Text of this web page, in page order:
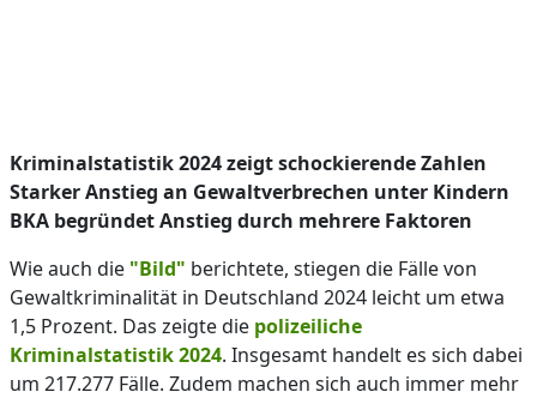
Kriminalstatistik 2024 zeigt schockierende Zahlen
Starker Anstieg an Gewaltverbrechen unter Kindern
BKA begründet Anstieg durch mehrere Faktoren
Wie auch die "Bild" berichtete, stiegen die Fälle von
Gewaltkriminalität in Deutschland 2024 leicht um etwa
1,5 Prozent. Das zeigte die polizeiliche
Kriminalstatistik 2024. Insgesamt handelt es sich dabei
um 217.277 Fälle. Zudem machen sich auch immer mehr